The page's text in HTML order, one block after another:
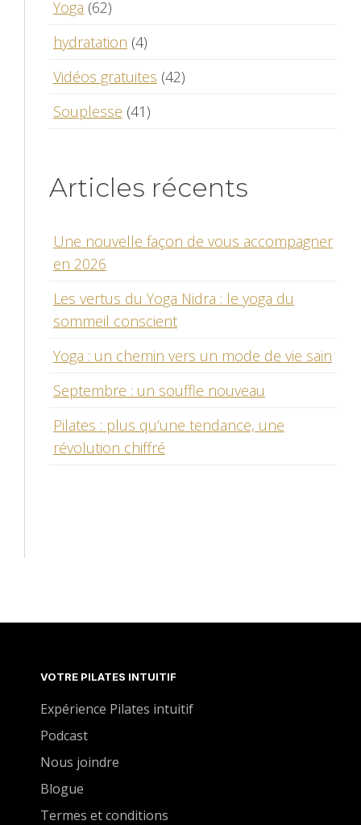
Yoga (62)
hydratation (4)
Vidéos gratuites (42)
Souplesse (41)
Articles récents
Une nouvelle façon de vous accompagner
en 2026
Les vertus du Yoga Nidra : le yoga du
sommeil conscient
Yoga : un chemin vers un mode de vie sain
Septembre : un souffle nouveau
Pilates : plus qu’une tendance, une
révolution chiffré
VOTRE PILATES INTUITIF
Expérience Pilates intuitif
Podcast
Nous joindre
Blogue
Termes et conditions